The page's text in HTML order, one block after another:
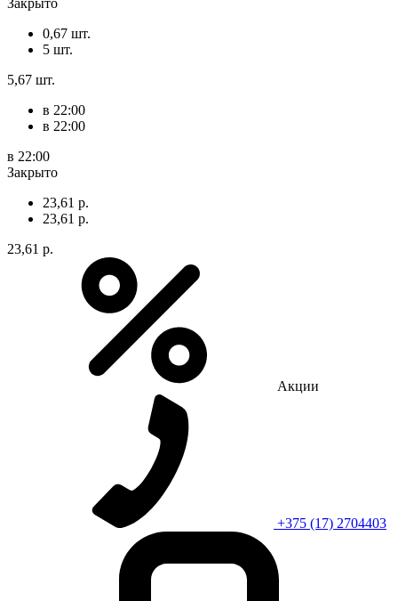
0,67 шт.
5 шт.
5,67 шт.
в 22:00
в 22:00
в 22:00
Закрыто
23,61 р.
23,61 р.
23,61 р.
Акции
+375 (17) 2704403